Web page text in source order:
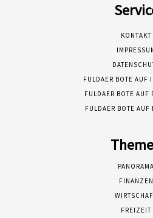
KONTAKT
FULDAER BOTE AUF
FULDAER BOTE AUF
FULDAER BOTE AUF
PANORAMA
FINANZEN
FREIZEIT